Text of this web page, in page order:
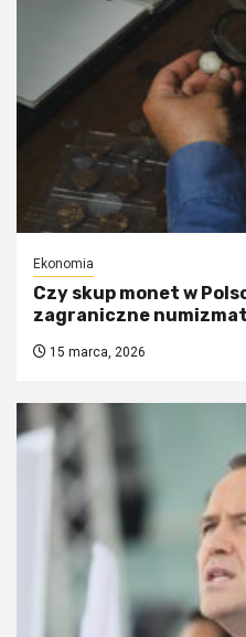
Ekonomia
Czy skup monet w
zagraniczne
15 marca, 2026